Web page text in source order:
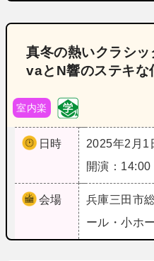
真冬の熱いクラシ
vaとN響のステキな
室内楽
日時
2025年2月1
開演：14:00
会場 兵庫三田市
ール・小ホ